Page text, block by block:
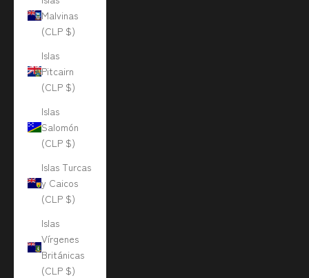
Malvinas
(CLP $)
Islas
Pitcairn
(CLP $)
Islas
Salomón
(CLP $)
Islas Turcas
y Caicos
(CLP $)
Islas
Vírgenes
Británicas
(CLP $)